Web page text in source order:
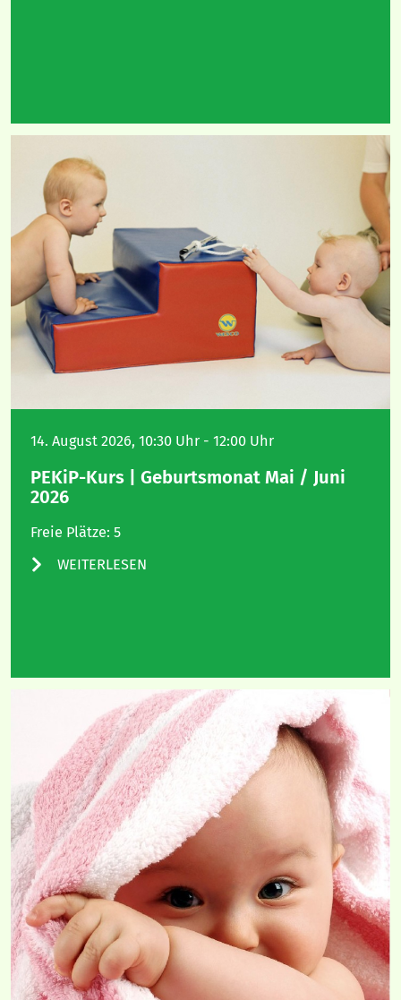
14. August 2026, 10:30 Uhr - 12:00 Uhr
PEKiP-Kurs | Geburtsmonat Mai / Juni
2026
Freie Plätze: 5
WEITERLESEN